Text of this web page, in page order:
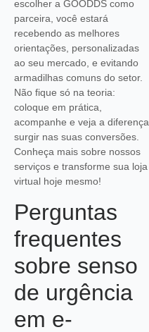
escolher a GOODDS como
parceira, você estará
recebendo as melhores
orientações, personalizadas
ao seu mercado, e evitando
armadilhas comuns do setor.
Não fique só na teoria:
coloque em prática,
acompanhe e veja a diferença
surgir nas suas conversões.
Conheça mais sobre nossos
serviços e transforme sua loja
virtual hoje mesmo!
Perguntas
frequentes
sobre senso
de urgência
em e-